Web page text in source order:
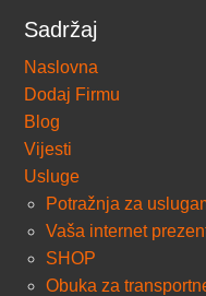
Sadržaj
Naslovna
Dodaj Firmu
Blog
Vijesti
Usluge
Potražnja za
Vaša internet
SHOP
Obuka za